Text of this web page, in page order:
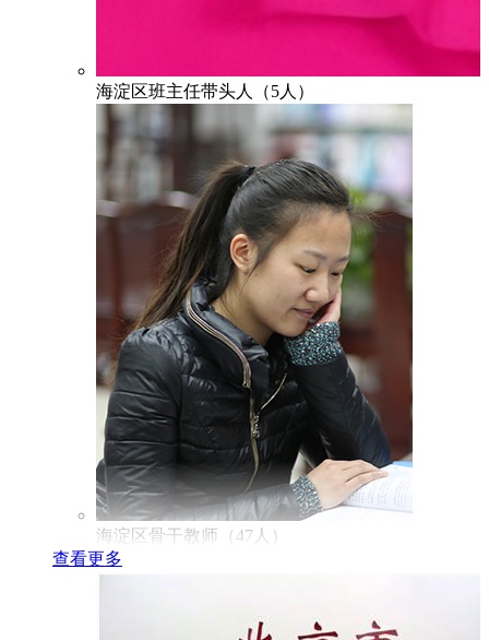
海淀区班主任带头人（5人）
海淀区骨干教师（47人）
查看更多